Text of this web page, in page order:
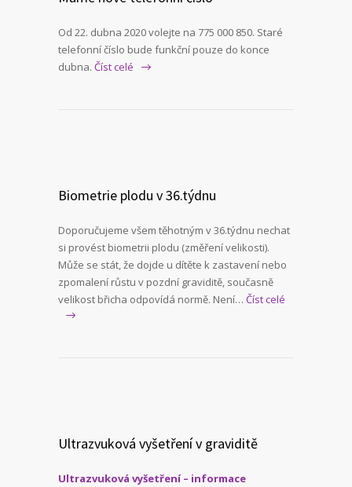
Od 22. dubna 2020 volejte na 775 000 850. Staré
telefonní číslo bude funkční pouze do konce
dubna. Číst celé
Biometrie plodu v 36.týdnu
Doporučujeme všem těhotným v 36.týdnu nechat
si provést biometrii plodu (změření velikosti).
Může se stát, že dojde u dítěte k zastavení nebo
zpomalení růstu v pozdní graviditě, současně
velikost břicha odpovídá normě. Není… Číst celé
Ultrazvuková vyšetření v graviditě
Ultrazvuková vyšetření – informace